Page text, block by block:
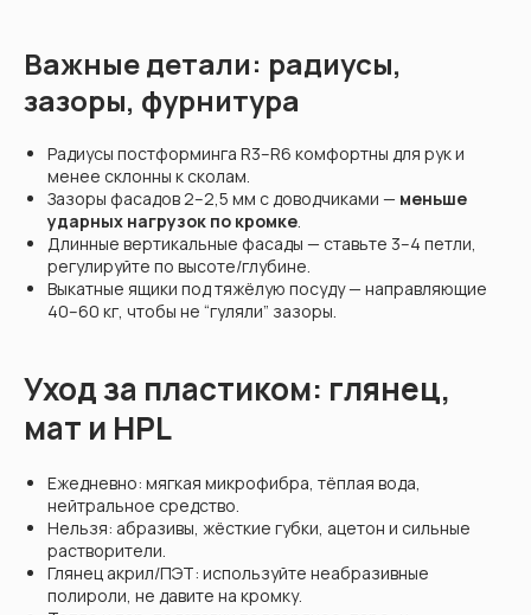
Важные детали: радиусы,
зазоры, фурнитура
Радиусы постформинга R3–R6 комфортны для рук и
менее склонны к сколам.
Зазоры фасадов 2–2,5 мм с доводчиками — меньше
ударных нагрузок по кромке.
Длинные вертикальные фасады — ставьте 3–4 петли,
регулируйте по высоте/глубине.
Выкатные ящики под тяжёлую посуду — направляющие
40–60 кг, чтобы не “гуляли” зазоры.
Уход за пластиком: глянец,
мат и HPL
Ежедневно: мягкая микрофибра, тёплая вода,
нейтральное средство.
Нельзя: абразивы, жёсткие губки, ацетон и сильные
растворители.
Глянец акрил/ПЭТ: используйте неабразивные
полироли, не давите на кромку.